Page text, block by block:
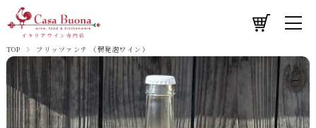
TOP フリッツァンテ （弱発泡ワイン）